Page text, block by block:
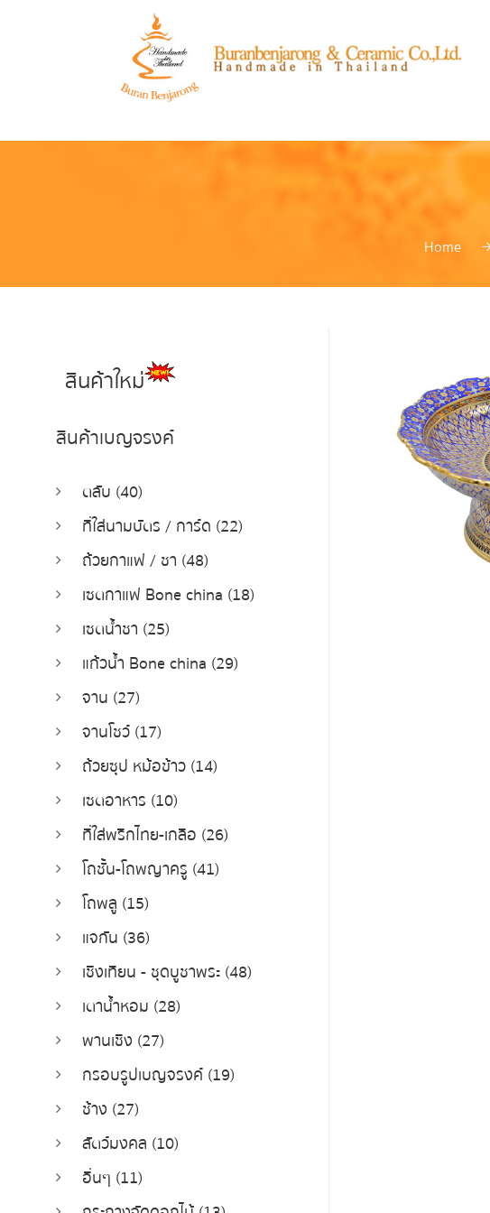
Home
สินค้าใหม่
สินค้าเบญจรงค์
ตลับ (40)
ที่ใส่นามบัตร / การ์ด (22)
ถ้วยกาแฟ / ชา (48)
เซตกาแฟ Bone china (18)
เซตน้ำชา (25)
แก้วน้ำ Bone china (29)
จาน (27)
จานโชว์ (17)
ถ้วยซุป หม้อข้าว (14)
เซตอาหาร (10)
ที่ใส่พริกไทย-เกลือ (26)
โถชั้น-โถพญาครู (41)
โถพลู (15)
แจกัน (36)
เชิงเทียน - ชุดบูชาพระ (48)
เตาน้ำหอม (28)
พานเชิง (27)
กรอบรูปเบญจรงค์ (19)
ช้าง (27)
สัตว์มงคล (10)
อื่นๆ (11)